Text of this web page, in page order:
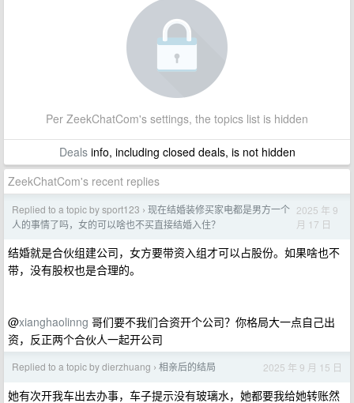
Per ZeekChatCom's settings, the topics list is hidden
Dealsinfo, including closed deals, is not hidden
ZeekChatCom's recent replies
Replied to a topic by sport123 › 现在结婚装修买家电都是男方一个
人的事情了吗，女的可以啥也不买直接结婚入住？
2025 年 9
月 17 日
结婚就是合伙组建公司，女方要带资入组才可以占股份。如果啥也不
带，没有股权也是合理的。
@xianghaolinng 哥们要不我们合资开个公司？你格局大一点自己出
资，反正两个合伙人一起开公司
Replied to a topic by dierzhuang › 相亲后的结局 2025 年 9 月 15 日
她有次开我车出去办事，车子提示没有玻璃水，她都要我给她转账然